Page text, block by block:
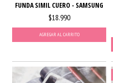
FUNDA SIMIL CUERO - SAMSUNG
$18.990
AGREGAR AL CARRITO